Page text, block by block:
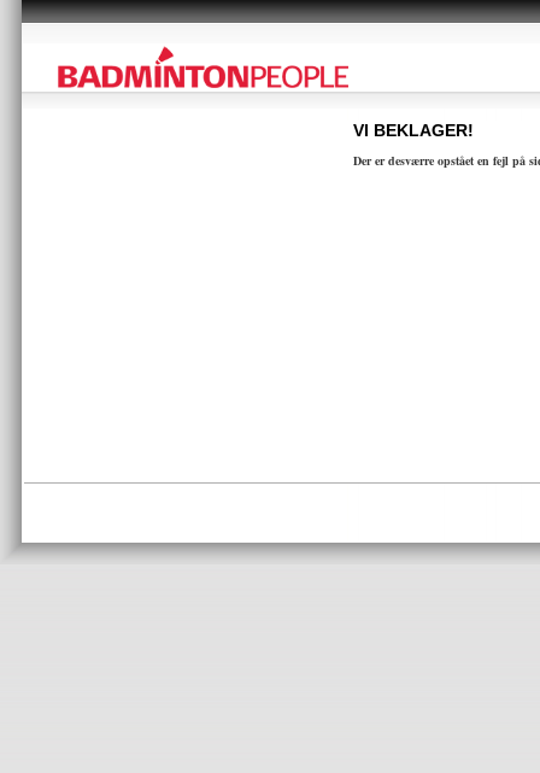
VI BEKLAGER!
Der er desværre opstået en fejl på